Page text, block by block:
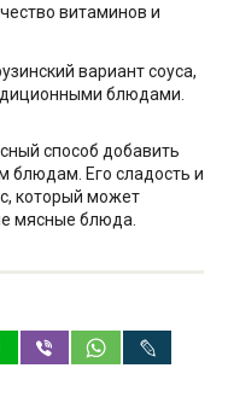
витаминов и
вариант соуса,
блюдами.
способ добавить
блюдам. Его сладость и
который может
мясные блюда.